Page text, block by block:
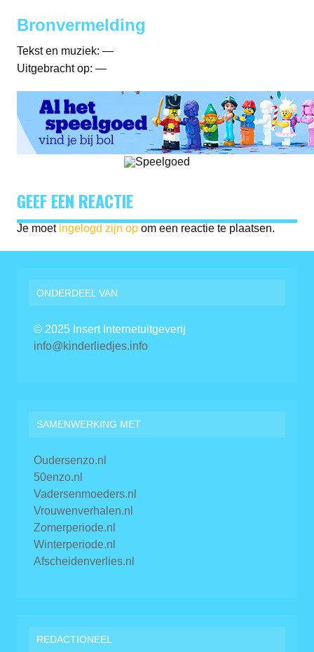
Bronvermelding
Tekst en muziek: —
Uitgebracht op: —
GEEF EEN REACTIE
Je moet ingelogd zijn op om een reactie te plaatsen.
ONDERDEEL VAN
© 2025 Insert Internetuitgeverij
info@kinderliedjes.info
SAMENWERKING MET
Oudersenzo.nl
50enzo.nl
Vadersenmoeders.nl
Vrouwenverhalen.nl
Zomerperiode.nl
Winterperiode.nl
Afscheidenverlies.nl
REDACTIONEEL